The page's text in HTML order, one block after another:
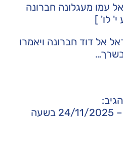
עמו מעגלונה חברונה
י' לו' ]
אל דוד חברונה ויאמרו
הגיב:
ד׳ בכסלו ה׳תשפ״ו – 24/11/2025 בשעה